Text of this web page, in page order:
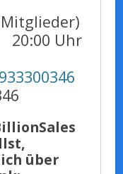
20:00 Uhr
über